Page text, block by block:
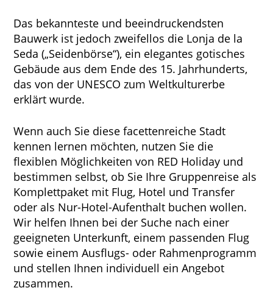
Das bekannteste und beeindruckendsten
Bauwerk ist jedoch zweifellos die Lonja de la
Seda („Seidenbörse“), ein elegantes gotisches
Gebäude aus dem Ende des 15. Jahrhunderts,
das von der UNESCO zum Weltkulturerbe
erklärt wurde.
Wenn auch Sie diese facettenreiche Stadt
kennen lernen möchten, nutzen Sie die
flexiblen Möglichkeiten von RED Holiday und
bestimmen selbst, ob Sie Ihre Gruppenreise als
Komplettpaket mit Flug, Hotel und Transfer
oder als Nur-Hotel-Aufenthalt buchen wollen.
Wir helfen Ihnen bei der Suche nach einer
geeigneten Unterkunft, einem passenden Flug
sowie einem Ausflugs- oder Rahmenprogramm
und stellen Ihnen individuell ein Angebot
zusammen.